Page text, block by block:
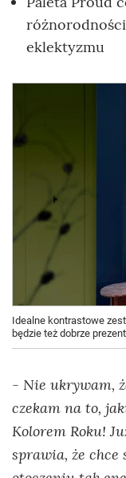
eklektyzmu
Idealne kontrastowe
będzie też dobrze
- Nie ukrywam,
czekam na to,
Kolorem Roku!
sprawia, że